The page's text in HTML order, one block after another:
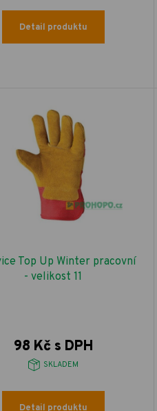
Detail produktu
Top Up Winter pracovní
- velikost 11
98 Kč s DPH
SKLADEM
Detail produktu